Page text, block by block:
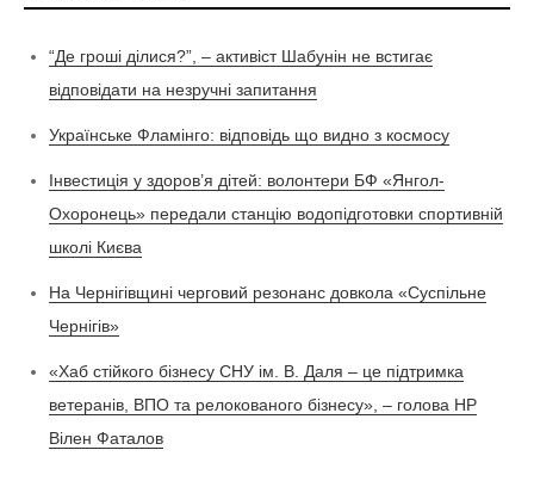
“Де гроші ділися?”, – активіст Шабунін не встигає
відповідати на незручні запитання
Українське Фламінго: відповідь що видно з космосу
Інвестиція у здоров’я дітей: волонтери БФ «Янгол-
Охоронець» передали станцію водопідготовки спортивній
школі Києва
На Чернігівщині черговий резонанс довкола «Суспільне
Чернігів»
«Хаб стійкого бізнесу СНУ ім. В. Даля – це підтримка
ветеранів, ВПО та релокованого бізнесу», – голова НР
Вілен Фаталов